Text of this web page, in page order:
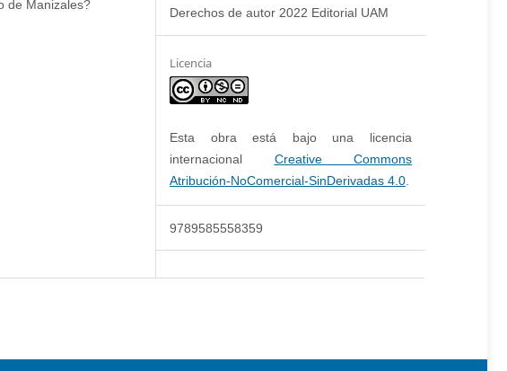
de Manizales?
Derechos de autor 2022 Editorial UAM
Licencia
Esta obra está bajo una licencia
internacional Creative Commons
Atribución-NoComercial-SinDerivadas 4.0.
9789585558359